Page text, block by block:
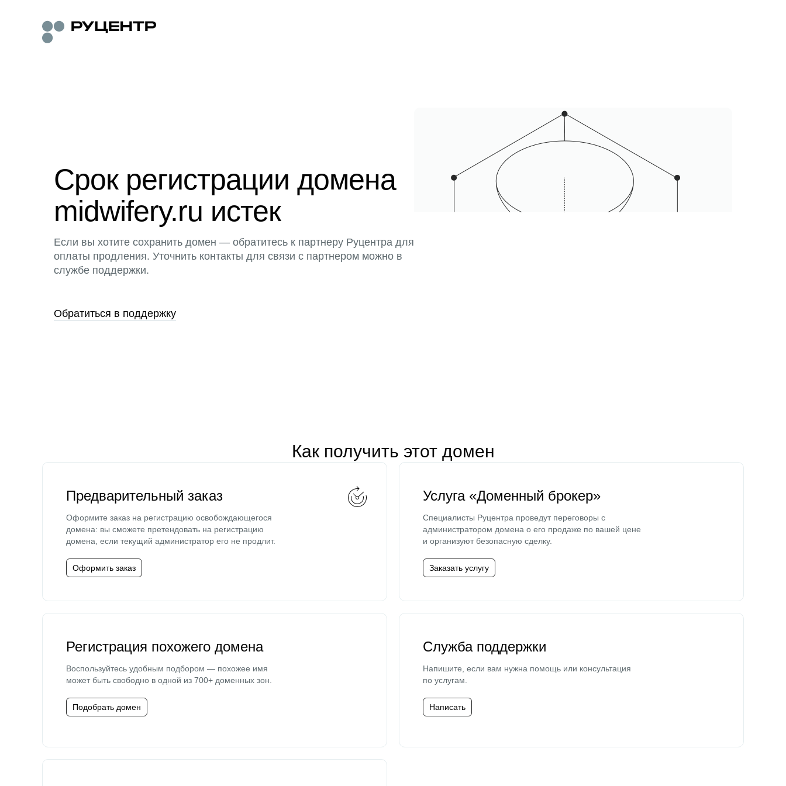
Срок регистрации домена
midwifery.ru истек
Если вы хотите сохранить домен — обратитесь к партнеру Руцентра для
оплаты продления. Уточнить контакты для связи с партнером можно в
службе поддержки.
Обратиться в поддержку
Как получить этот домен
Предварительный заказ
Оформите заказ на регистрацию освобождающегося
домена: вы сможете претендовать на регистрацию
домена, если текущий администратор его не продлит.
Оформить заказ
Услуга «Доменный брокер»
Специалисты Руцентра проведут переговоры с
администратором домена о его продаже по вашей цене
и организуют безопасную сделку.
Заказать услугу
Регистрация похожего домена
Воспользуйтесь удобным подбором — похожее имя
может быть свободно в одной из 700+ доменных зон.
Подобрать домен
Служба поддержки
Напишите, если вам нужна помощь или консультация
по услугам.
Написать